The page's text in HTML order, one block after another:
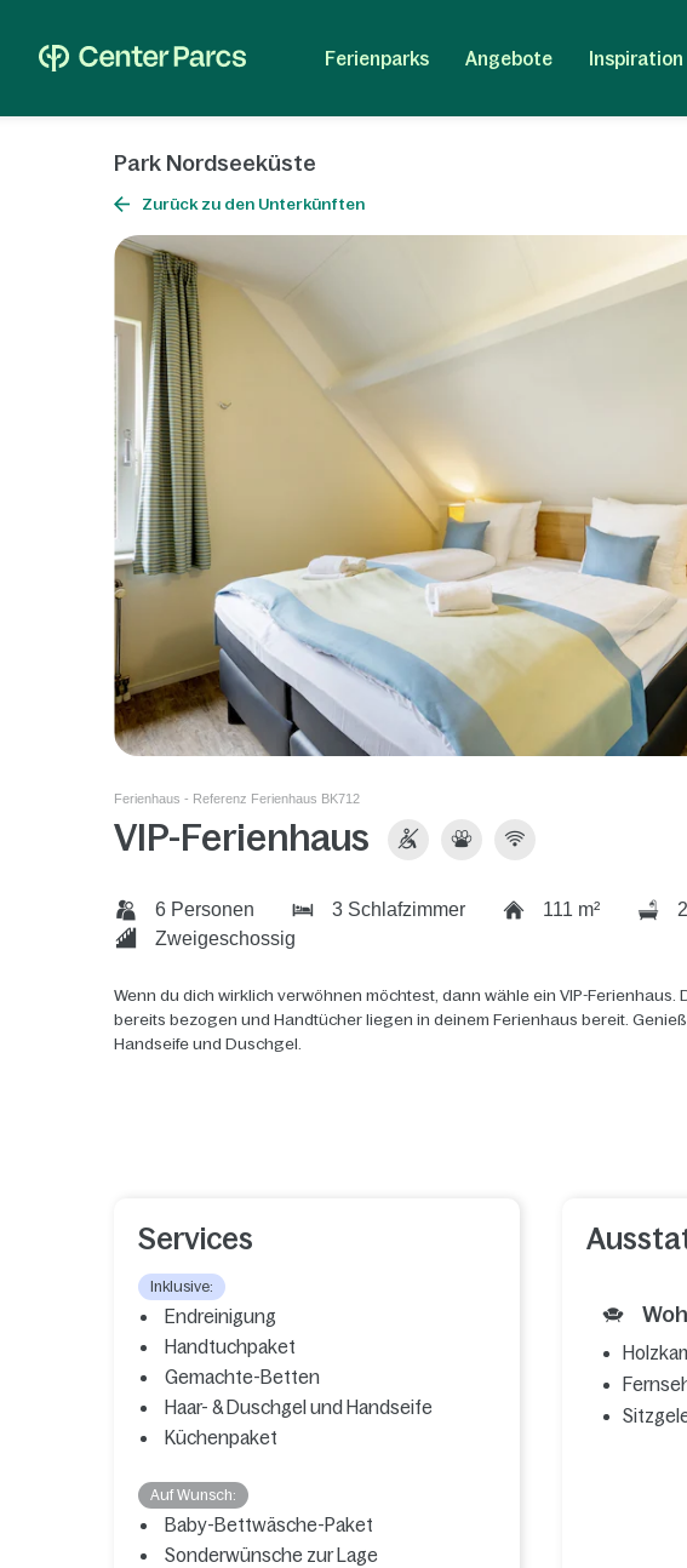
Ferienparks Angebote Inspiration
Park Nordseeküste
Zurück zu den Unterkünften
Ferienhaus - Referenz Ferienhaus BK712
VIP-Ferienhaus
6 Personen 3 Schlafzimmer 111 m²
Zweigeschossig
Wenn du dich wirklich verwöhnen möchtest, dann wähle ein VIP-Ferienhaus.
bereits bezogen und Handtücher liegen in deinem Ferienhaus bereit.
Handseife und Duschgel.
Services
Inklusive:
Endreinigung
Handtuchpaket
Gemachte-Betten
Haar- & Duschgel und Handseife
Küchenpaket
Auf Wunsch:
Baby-Bettwäsche-Paket
Sonderwünsche zur Lage